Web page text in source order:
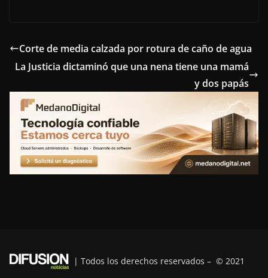
e
b
o
o
k
t
t
e
r
t
e
r
e
s
k
e
d
n
e
g
r
m
Corte de media calzada por rotura de caño de agua
La Justicia dictaminó que una nena tiene una mamá
y dos papás
| Todos los derechos reservados – © 2021